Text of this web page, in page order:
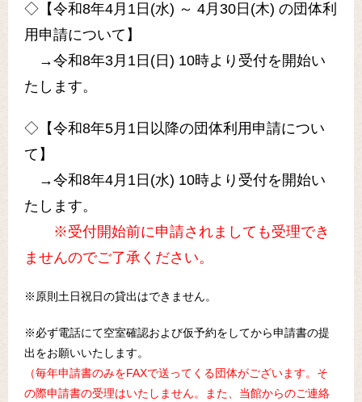
◇【令和8年4月1日(水) ～ 4月30日(木) の団体利
用申請について】
→令和8年3月1日(日) 10時より受付を開始い
たします。
◇【令和8年5月1日以降の団体利用申請につい
て】
→令和8年4月1日(水) 10時より受付を開始い
たします。
※受付開始前に申請されましても受理でき
ませんのでご了承ください。
※原則土日祝日の貸出はできません。
※必ず電話にて空室確認および仮予約をしてから申請書の提
出をお願いいたします。
（毎年申請書のみをFAXで送ってくる団体がございます。そ
の際申請書の受理はいたしません。また、当館からのご連絡